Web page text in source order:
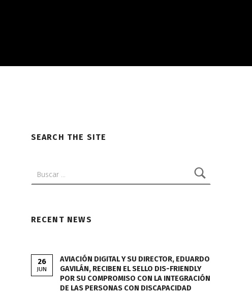
SEARCH THE SITE
RECENT NEWS
26
JUN
AVIACIÓN DIGITAL Y SU DIRECTOR, EDUARDO
GAVILÁN, RECIBEN EL SELLO DIS-FRIENDLY
POR SU COMPROMISO CON LA INTEGRACIÓN
DE LAS PERSONAS CON DISCAPACIDAD